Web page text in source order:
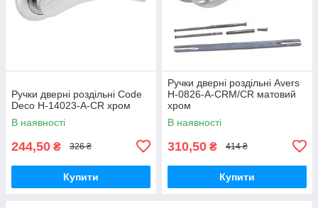
Ручки дверні роздільні Code
Deco H-14023-A-CR хром
В наявності
244,50 ₴ 326 ₴
Купити
Ручки дверні роздільні Avers
H-0826-A-CRM/CR матовий
хром
В наявності
310,50 ₴ 414 ₴
Купити